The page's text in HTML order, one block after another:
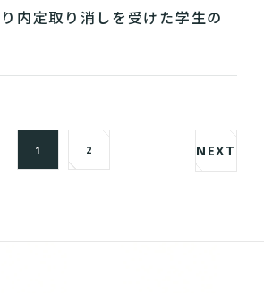
内定取り消しを受けた学生の
1 2 NEXT